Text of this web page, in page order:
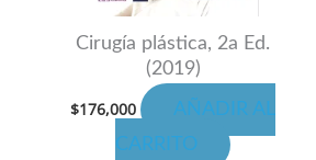
Cirugía plástica, 2a Ed.
(2019)
$176,000
AÑADIR AL
CARRITO